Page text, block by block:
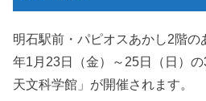
明石駅前・パピオスあかし2階
年1月23日（金）～25日（日）
天文科学館」が開催されます。